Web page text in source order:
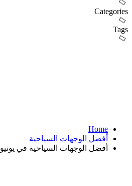
Categories
Tags
Home
أفضل الوجهات السياحية
أفضل الوجهات السياحية في يونيو 2025: اكتشف أماكن مثالية لرحلتك الصيفية